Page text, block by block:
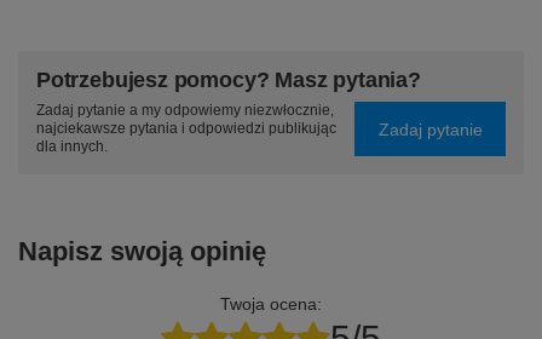
Potrzebujesz pomocy? Masz pytania?
Zadaj pytanie a my odpowiemy niezwłocznie,
najciekawsze pytania i odpowiedzi publikując
dla innych.
Zadaj pytanie
Napisz swoją opinię
Twoja ocena: